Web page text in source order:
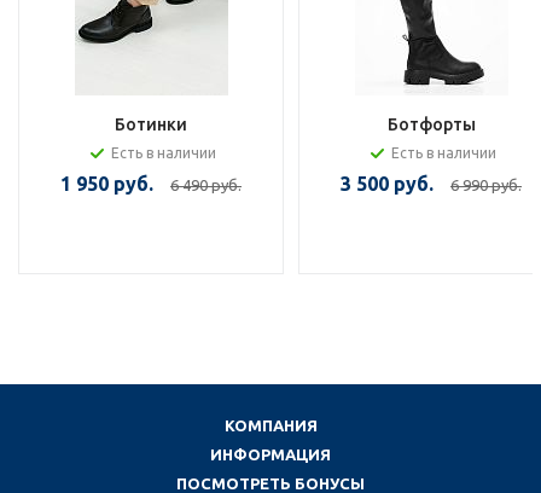
Ботинки
Есть в наличии
1 950 руб. 6 490 руб.
Ботфорты
Есть в наличии
3 500 руб. 6 990 руб.
КОМПАНИЯ
ИНФОРМАЦИЯ
ПОСМОТРЕТЬ БОНУСЫ